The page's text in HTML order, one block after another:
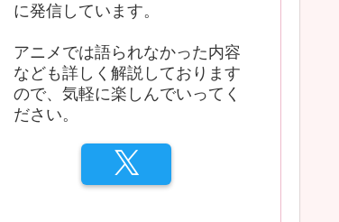
に発信しています。
アニメでは語られなかった内容
なども詳しく解説しております
ので、気軽に楽しんでいってく
ださい。